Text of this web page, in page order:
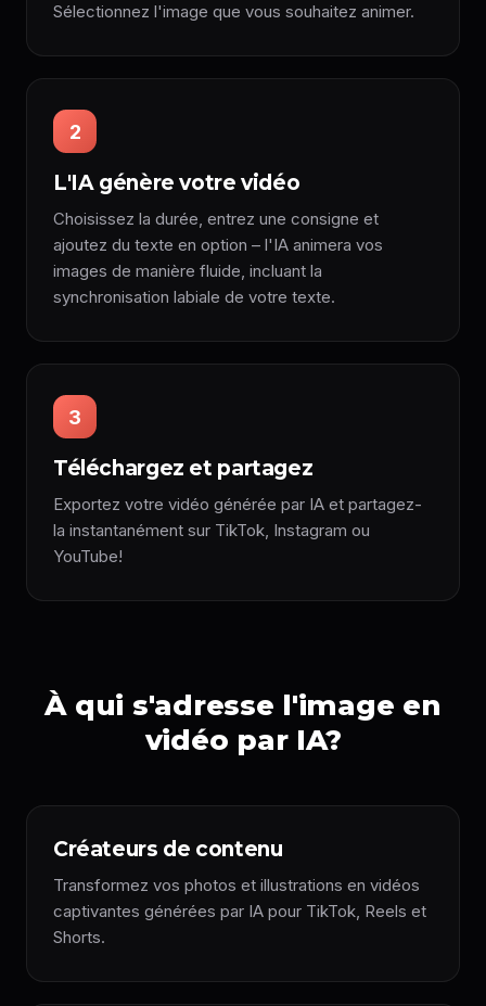
Sélectionnez l'image que vous souhaitez animer.
2
L'IA génère votre vidéo
Choisissez la durée, entrez une consigne et
ajoutez du texte en option – l'IA animera vos
images de manière fluide, incluant la
synchronisation labiale de votre texte.
3
Téléchargez et partagez
Exportez votre vidéo générée par IA et partagez-
la instantanément sur TikTok, Instagram ou
YouTube!
À qui s'adresse l'image en
vidéo par IA?
Créateurs de contenu
Transformez vos photos et illustrations en vidéos
captivantes générées par IA pour TikTok, Reels et
Shorts.